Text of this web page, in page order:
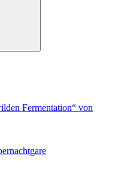
Fermentation“ von